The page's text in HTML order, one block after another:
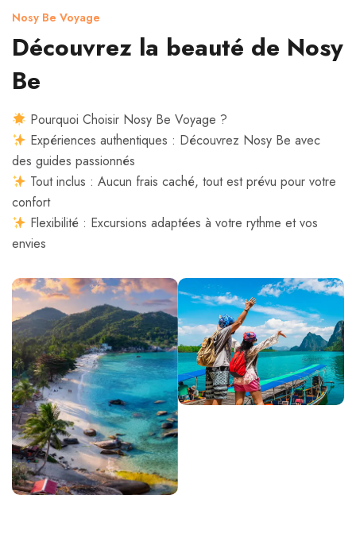
Nosy Be Voyage
Découvrez la beauté de Nosy
Be
Pourquoi Choisir Nosy Be Voyage ?
Expériences authentiques : Découvrez Nosy Be avec
des guides passionnés
Tout inclus : Aucun frais caché, tout est prévu pour votre
confort
Flexibilité : Excursions adaptées à votre rythme et vos
envies